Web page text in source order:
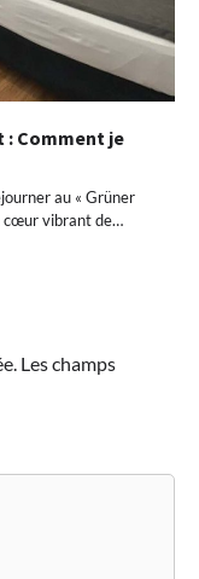
: Comment je
au « Grüner
cœur vibrant de…
Les champs